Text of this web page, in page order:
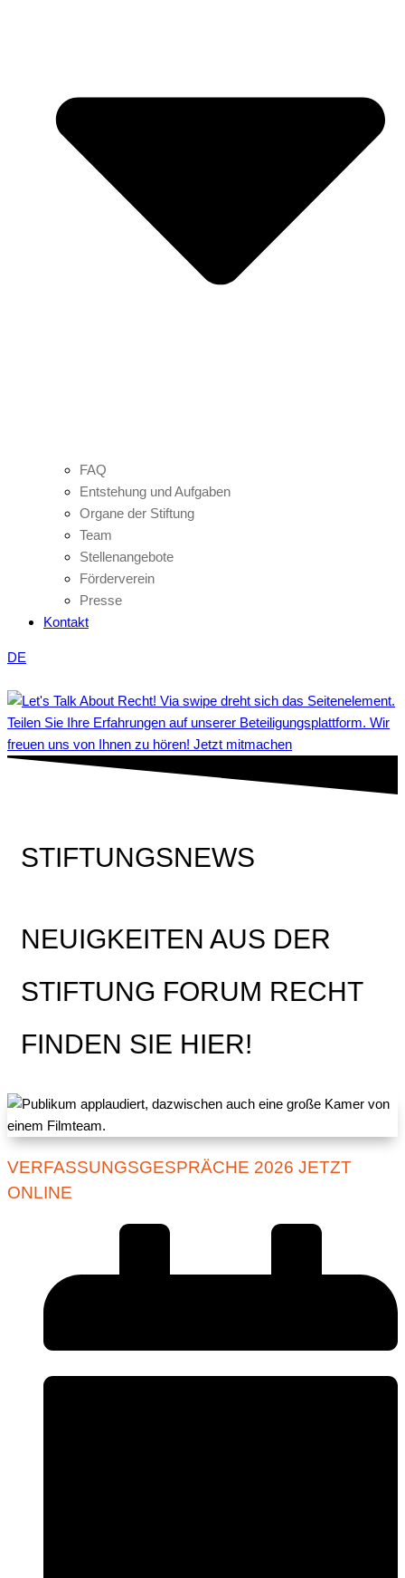
FAQ
Entstehung und Aufgaben
Organe der Stiftung
Team
Stellenangebote
Förderverein
Presse
Kontakt
DE
Teilen Sie Ihre Erfahrungen auf unserer Beteiligungsplattform. Wir
freuen uns von Ihnen zu hören! Jetzt mitmachen
STIFTUNGSNEWS
NEUIGKEITEN AUS DER
STIFTUNG FORUM RECHT
FINDEN SIE HIER!
VERFASSUNGSGESPRÄCHE 2026 JETZT
ONLINE